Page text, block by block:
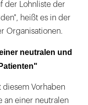
der Lohnliste der
heißt es in der
Organisationen.
neutralen und
diesem Vorhaben
an einer neutralen